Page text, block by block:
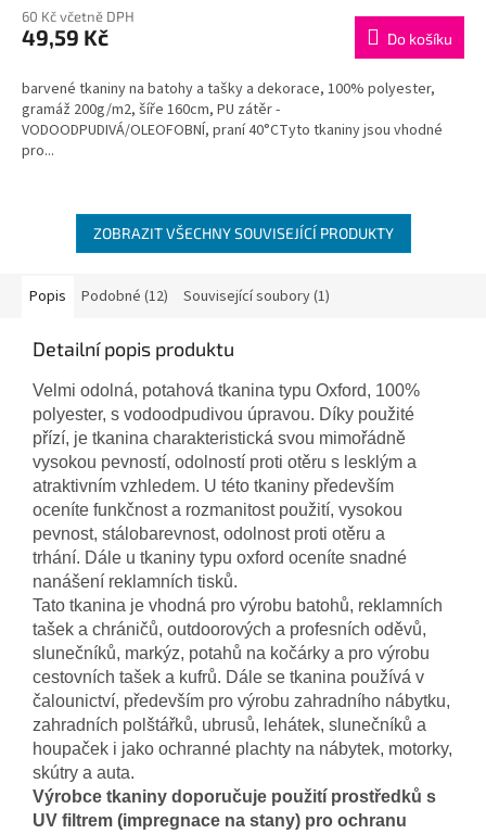
M
A
60 Kč včetně DPH
49,59 Kč Do košíku
barvené tkaniny na batohy a tašky a dekorace, 100% polyester,
gramáž 200g/m2, šíře 160cm, PU zátěr -
VODOODPUDIVÁ/OLEOFOBNÍ, praní 40°CTyto tkaniny jsou vhodné
pro...
ZOBRAZIT VŠECHNY SOUVISEJÍCÍ PRODUKTY
Popis Podobné (12) Související soubory (1)
Detailní popis produktu
Velmi odolná, potahová tkanina typu Oxford, 100%
polyester, s vodoodpudivou úpravou. Díky použité
přízí, je tkanina charakteristická svou mimořádně
vysokou pevností, odolností proti otěru s lesklým a
atraktivním vzhledem. U této tkaniny především
oceníte funkčnost a rozmanitost použití, vysokou
pevnost, stálobarevnost, odolnost proti otěru a
trhání. Dále u tkaniny typu oxford oceníte snadné
nanášení reklamních tisků.
Tato tkanina je vhodná pro výrobu batohů, reklamních
tašek a chráničů, outdoorových a profesních oděvů,
slunečníků, markýz, potahů na kočárky a pro výrobu
cestovních tašek a kufrů. Dále se tkanina používá v
čalounictví, především pro výrobu zahradního nábytku,
zahradních polštářků, ubrusů, lehátek, slunečníků a
houpaček i jako ochranné plachty na nábytek, motorky,
skútry a auta.
Výrobce tkaniny doporučuje použití prostředků s
UV filtrem (impregnace na stany) pro ochranu